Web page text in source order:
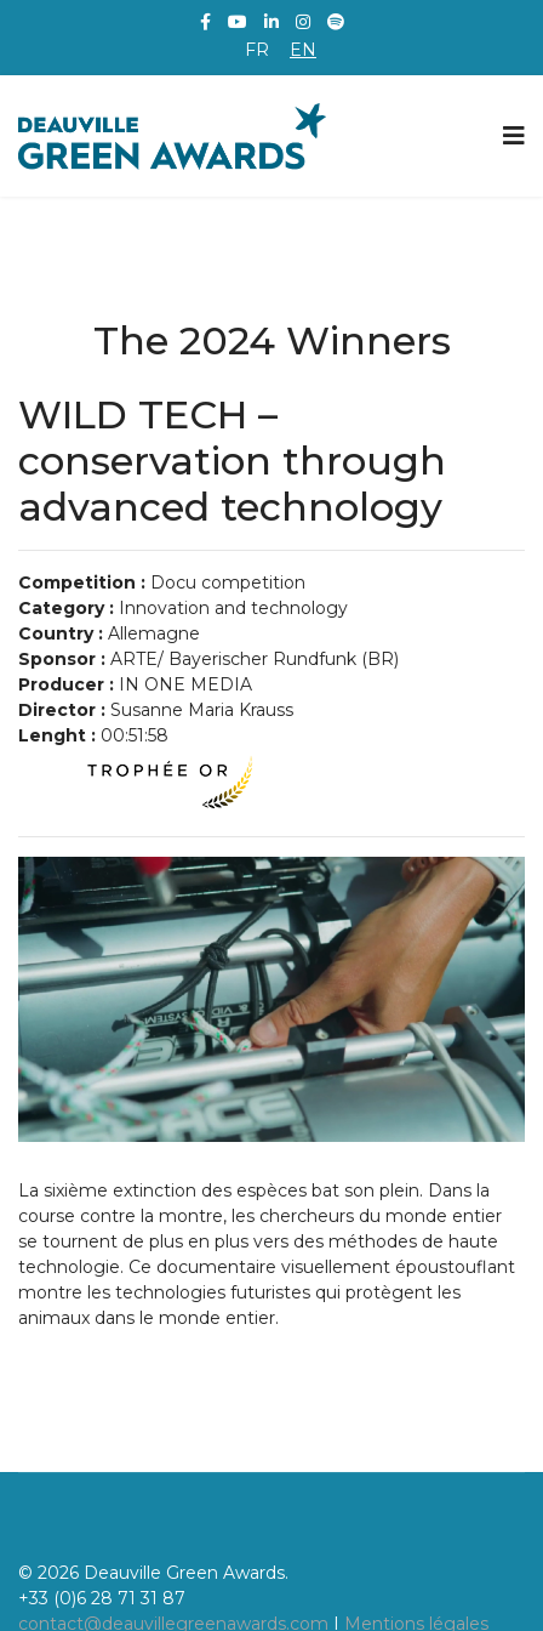
FR EN
The 2024 Winners
WILD TECH –
conservation through
advanced technology
Competition : Docu competition
Category : Innovation and technology
Country : Allemagne
Sponsor : ARTE/ Bayerischer Rundfunk (BR)
Producer : IN ONE MEDIA
Director : Susanne Maria Krauss
Lenght : 00:51:58
La sixième extinction des espèces bat son plein. Dans la
course contre la montre, les chercheurs du monde entier
se tournent de plus en plus vers des méthodes de haute
technologie. Ce documentaire visuellement époustouflant
montre les technologies futuristes qui protègent les
animaux dans le monde entier.
© 2026 Deauville Green Awards.
+33 (0)6 28 71 31 87
contact@deauvillegreenawards.com I Mentions légales